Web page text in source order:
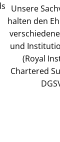
Unsere
halten den
und
(Royal
Chartered